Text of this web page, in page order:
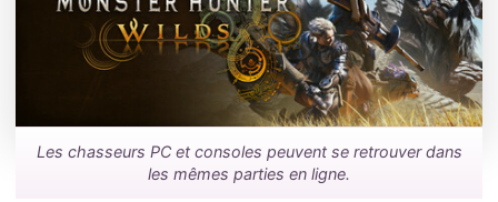
Les chasseurs PC et consoles peuvent se retrouver dans
les mêmes parties en ligne.